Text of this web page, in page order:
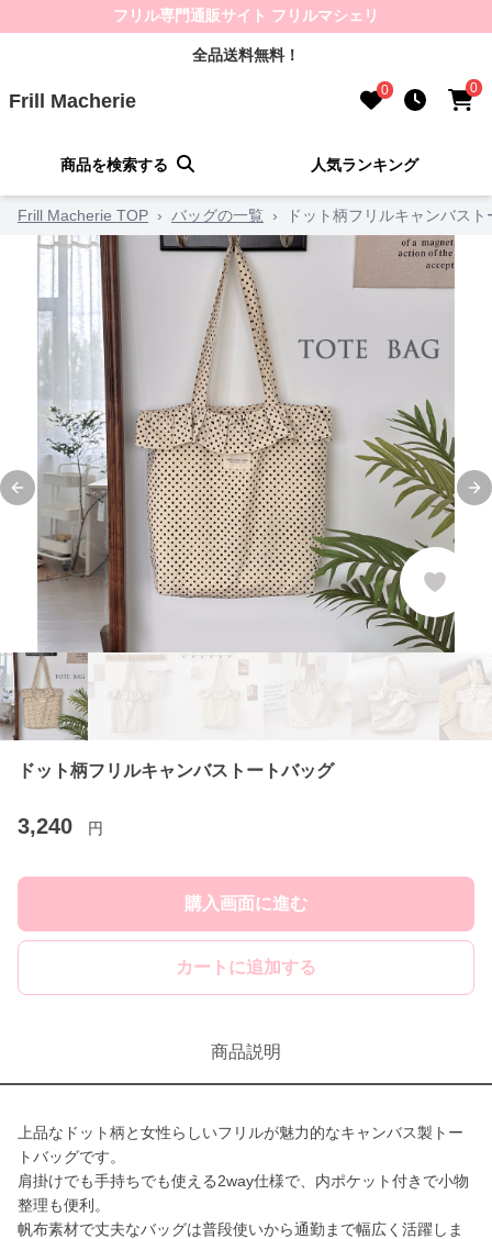
フリル専門通販サイト フリルマシェリ
全品送料無料！
Frill Macherie 0 0
商品を検索する 人気ランキング
Frill Macherie TOP › バッグの一覧 › ドット柄フリルキャンバス
Previous slide
ドット柄フリルキャンバストートバッグ
3,240 円
購入画面に進む
カートに追加する
商品説明
上品なドット柄と女性らしいフリルが魅力的なキャンバス製トー
トバッグです。
肩掛けでも手持ちでも使える2way仕様で、内ポケット付きで小物
整理も便利。
帆布素材で丈夫なバッグは普段使いから通勤まで幅広く活躍しま